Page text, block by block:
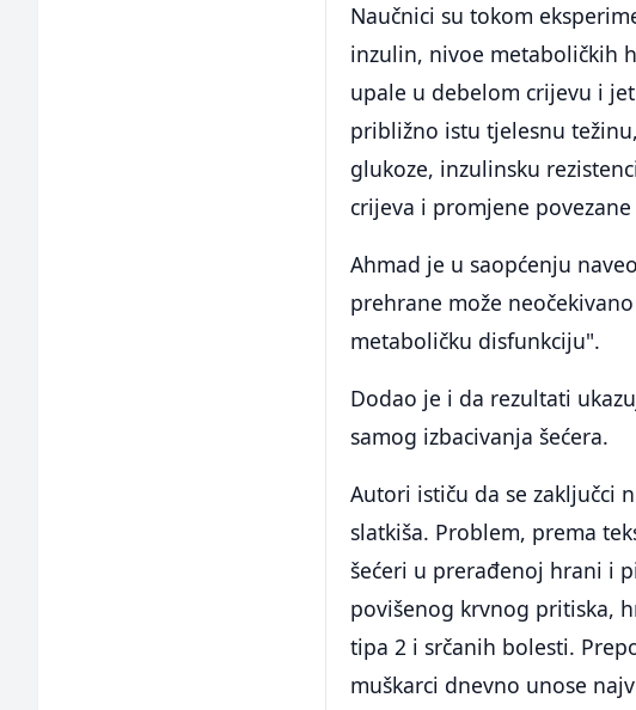
Naučnici su tokom
inzulin, nivoe metaboličkih
upale u debelom crijevu i
približno istu tjelesnu
glukoze, inzulinsku
crijeva i promjene
Ahmad je u saopćenju
prehrane može
metaboličku disfunkciju".
Dodao je i da rezultati
samog izbacivanja šećera.
Autori ističu da se zaključci
slatkiša. Problem, prema
šećeri u prerađenoj hrani i
povišenog krvnog pritiska,
tipa 2 i srčanih bolesti.
muškarci dnevno unose